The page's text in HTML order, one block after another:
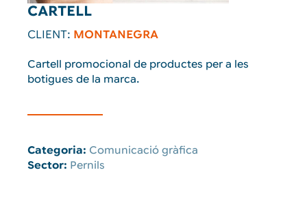
CARTELL
CLIENT: MONTANEGRA
Cartell promocional de productes per a les
botigues de la marca.
Categoria: Comunicació gràfica
Sector: Pernils